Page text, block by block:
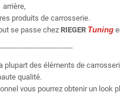
arrière,
produits de carrosserie.
se passe chez RIEGER Tuning
plupart des éléments de
qualité.
vous pourrez obtenir un look